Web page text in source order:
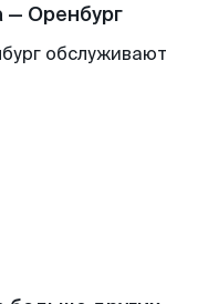
Оренбург
обслуживают